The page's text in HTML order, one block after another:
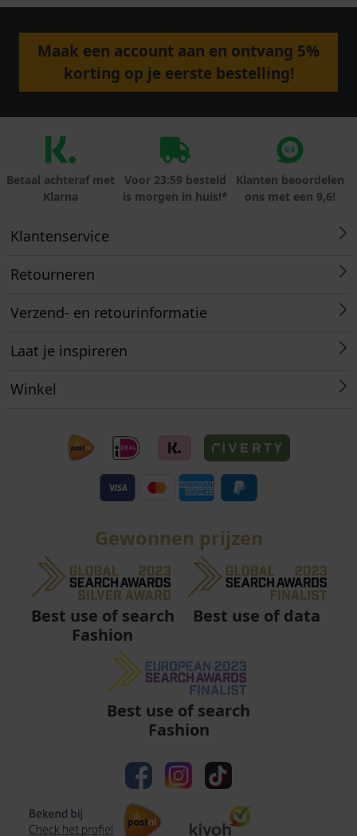
Maak een account aan en ontvang 5%
korting op je eerste bestelling!
Betaal achteraf met
Klarna
Voor 23:59 besteld
is morgen in huis!*
Klanten beoordelen
ons met een 9,6!
Klantenservice
Retourneren
Verzend- en retourinformatie
Laat je inspireren
Winkel
Gewonnen prijzen
Best use of search
Fashion
Best use of data
Best use of search
Fashion